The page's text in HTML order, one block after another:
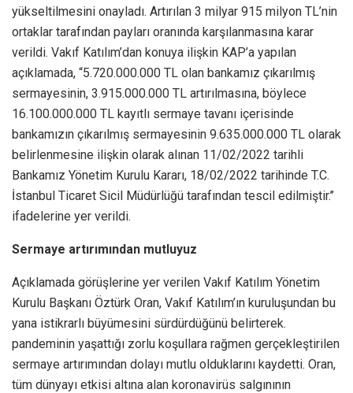
yükseltilmesini onayladı. Artırılan 3 milyar 915 milyon TL’nin
ortaklar tarafından payları oranında karşılanmasına karar
verildi. Vakıf Katılım’dan konuya ilişkin KAP’a yapılan
açıklamada, “5.720.000.000 TL olan bankamız çıkarılmış
sermayesinin, 3.915.000.000 TL artırılmasına, böylece
16.100.000.000 TL kayıtlı sermaye tavanı içerisinde
bankamızın çıkarılmış sermayesinin 9.635.000.000 TL olarak
belirlenmesine ilişkin olarak alınan 11/02/2022 tarihli
Bankamız Yönetim Kurulu Kararı, 18/02/2022 tarihinde T.C.
İstanbul Ticaret Sicil Müdürlüğü tarafından tescil edilmiştir.’’
ifadelerine yer verildi.
Sermaye artırımından mutluyuz
Açıklamada görüşlerine yer verilen Vakıf Katılım Yönetim
Kurulu Başkanı Öztürk Oran, Vakıf Katılım’ın kuruluşundan bu
yana istikrarlı büyümesini sürdürdüğünü belirterek.
pandeminin yaşattığı zorlu koşullara rağmen gerçekleştirilen
sermaye artırımından dolayı mutlu olduklarını kaydetti. Oran,
tüm dünyayı etkisi altına alan koronavirüs salgınının